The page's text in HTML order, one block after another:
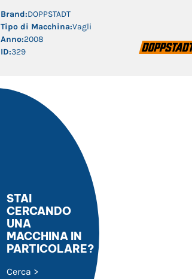
Brand:DOPPSTADT
Tipo di Macchina:Vagli
Anno:2008
ID:329
STAI
CERCANDO
UNA
MACCHINA IN
PARTICOLARE?
Cerca >